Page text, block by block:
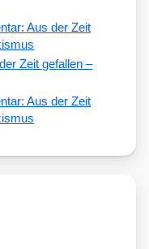
Aus der Zeit
Zeit gefallen –
Aus der Zeit